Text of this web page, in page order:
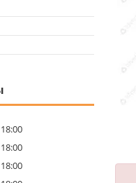
18:00
18:00
18:00